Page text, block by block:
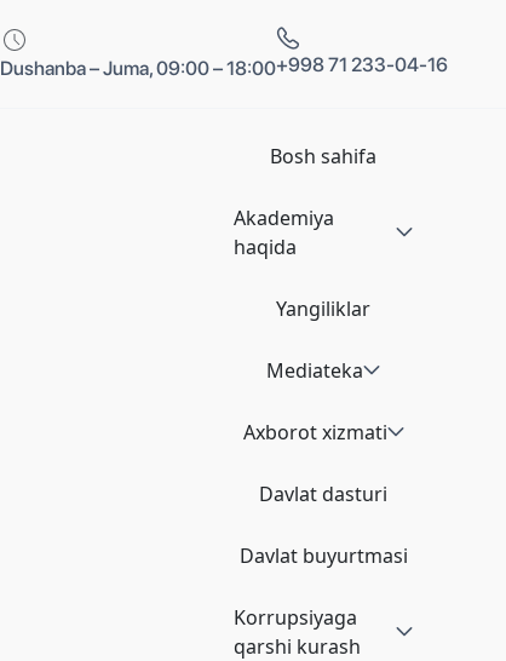
Dushanba – Juma, 09:00 – 18:00+998 71 233-04-16
Bosh sahifa
Akademiya
haqida
Yangiliklar
Mediateka
Axborot xizmati
Davlat dasturi
Davlat buyurtmasi
Korrupsiyaga
qarshi kurash